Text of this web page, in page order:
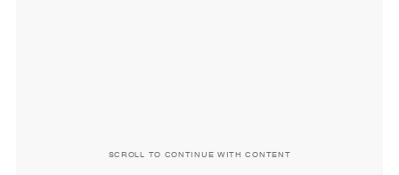
SCROLL TO CONTINUE WITH CONTENT